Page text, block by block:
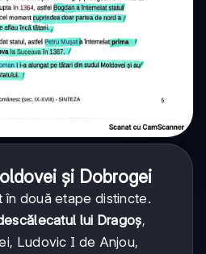
și Dobrogei
în două etape distincte.
lui Dragoș,
Ludovic I de Anjou,